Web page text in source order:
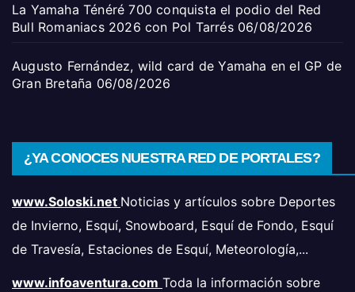
La Yamaha Ténéré 700 conquista el podio del Red
Bull Romaniacs 2026 con Pol Tarrés 06/08/2026
Augusto Fernández, wild card de Yamaha en el GP de
Gran Bretaña 06/08/2026
¿YA CONOCES NUESTRA RED DE PORTALES?
www.Soloski.net Noticias y artículos sobre Deportes
de Invierno, Esquí, Snowboard, Esquí de Fondo, Esquí
de Travesía, Estaciones de Esquí, Meteorología,...
www.infoaventura.com Toda la información sobre